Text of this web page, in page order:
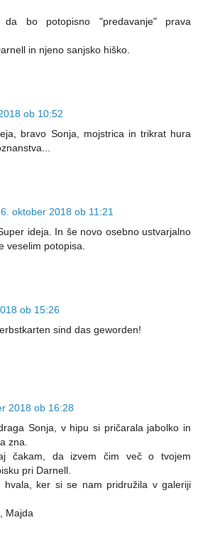
bo potopisno "predavanje" prava
in njeno sanjsko hiško.
ob 10:52
bravo Sonja, mojstrica in trikrat hura
oktober 2018 ob 11:21
ideja. In še novo osebno ustvarjalno
veselim potopisa.
ob 15:26
sind das geworden!
2018 ob 16:28
Sonja, v hipu si pričarala jabolko in
zna.
čakam, da izvem čim več o tvojem
pri Darnell.
hvala, ker si se nam pridružila v galeriji
Majda